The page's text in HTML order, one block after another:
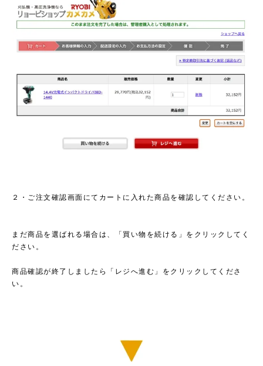
２・ご注文確認画面にてカートに入れた商品を確認してください。
まだ商品を選ばれる場合は、「買い物を続ける」をクリックしてく
ださい。
商品確認が終了しましたら「レジへ進む」をクリックしてくださ
い。